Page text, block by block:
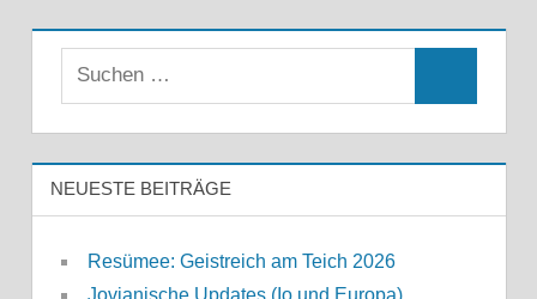
Suchen
NEUESTE BEITRÄGE
Resümee: Geistreich am Teich 2026
Jovianische Updates (Io und Europa)